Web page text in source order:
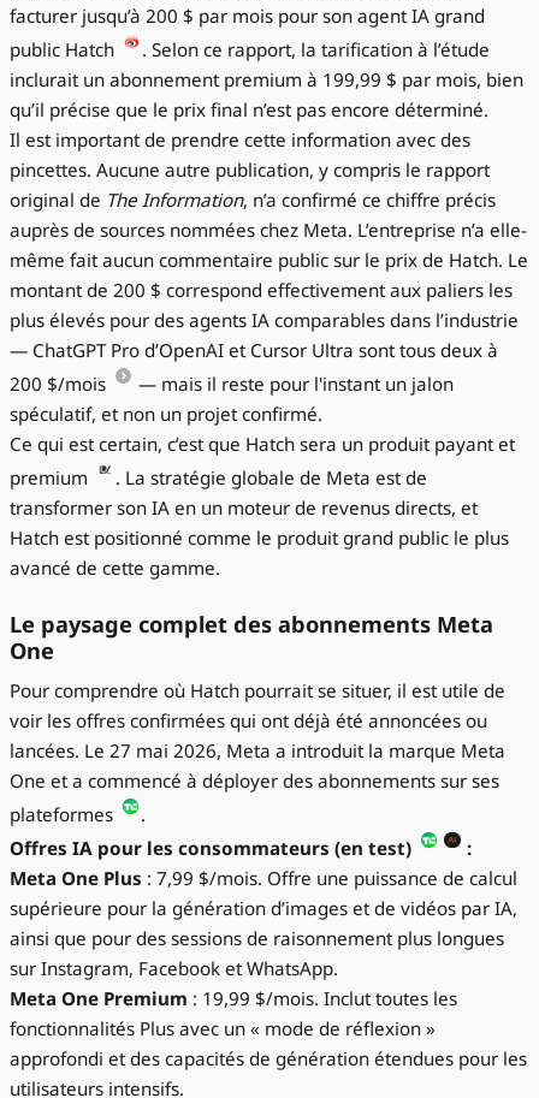
facturer jusqu’à 200 $ par mois pour son agent IA grand
public Hatch
. Selon ce rapport, la tarification à l’étude
inclurait un abonnement premium à 199,99 $ par mois, bien
qu’il précise que le prix final n’est pas encore déterminé.
Il est important de prendre cette information avec des
pincettes. Aucune autre publication, y compris le rapport
original de The Information, n’a confirmé ce chiffre précis
auprès de sources nommées chez Meta. L’entreprise n’a elle-
même fait aucun commentaire public sur le prix de Hatch. Le
montant de 200 $ correspond effectivement aux paliers les
plus élevés pour des agents IA comparables dans l’industrie
— ChatGPT Pro d’OpenAI et Cursor Ultra sont tous deux à
200 $/mois
— mais il reste pour l'instant un jalon
spéculatif, et non un projet confirmé.
Ce qui est certain, c’est que Hatch sera un produit payant et
premium
. La stratégie globale de Meta est de
transformer son IA en un moteur de revenus directs, et
Hatch est positionné comme le produit grand public le plus
avancé de cette gamme.
Le paysage complet des abonnements Meta
One
Pour comprendre où Hatch pourrait se situer, il est utile de
voir les offres confirmées qui ont déjà été annoncées ou
lancées. Le 27 mai 2026, Meta a introduit la marque Meta
One et a commencé à déployer des abonnements sur ses
plateformes
.
Offres IA pour les consommateurs (en test)
:
Meta One Plus : 7,99 $/mois. Offre une puissance de calcul
supérieure pour la génération d’images et de vidéos par IA,
ainsi que pour des sessions de raisonnement plus longues
sur Instagram, Facebook et WhatsApp.
Meta One Premium : 19,99 $/mois. Inclut toutes les
fonctionnalités Plus avec un « mode de réflexion »
approfondi et des capacités de génération étendues pour les
utilisateurs intensifs.